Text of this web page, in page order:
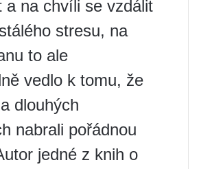
a na chvíli se vzdálit
stresu, na
to ale
vedlo k tomu, že
dlouhých
nabrali pořádnou
jedné z knih o